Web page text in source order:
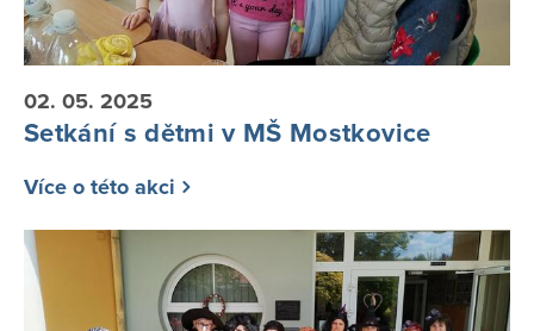
02. 05. 2025
Setkání s dětmi v MŠ Mostkovice
Více o této akci